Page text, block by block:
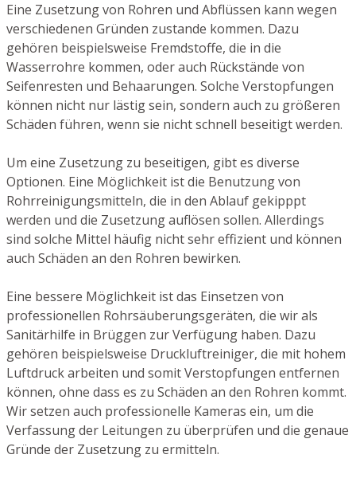
Eine Zusetzung von Rohren und Abflüssen kann wegen
verschiedenen Gründen zustande kommen. Dazu
gehören beispielsweise Fremdstoffe, die in die
Wasserrohre kommen, oder auch Rückstände von
Seifenresten und Behaarungen. Solche Verstopfungen
können nicht nur lästig sein, sondern auch zu größeren
Schäden führen, wenn sie nicht schnell beseitigt werden.
Um eine Zusetzung zu beseitigen, gibt es diverse
Optionen. Eine Möglichkeit ist die Benutzung von
Rohrreinigungsmitteln, die in den Ablauf gekipppt
werden und die Zusetzung auflösen sollen. Allerdings
sind solche Mittel häufig nicht sehr effizient und können
auch Schäden an den Rohren bewirken.
Eine bessere Möglichkeit ist das Einsetzen von
professionellen Rohrsäuberungsgeräten, die wir als
Sanitärhilfe in Brüggen zur Verfügung haben. Dazu
gehören beispielsweise Druckluftreiniger, die mit hohem
Luftdruck arbeiten und somit Verstopfungen entfernen
können, ohne dass es zu Schäden an den Rohren kommt.
Wir setzen auch professionelle Kameras ein, um die
Verfassung der Leitungen zu überprüfen und die genaue
Gründe der Zusetzung zu ermitteln.